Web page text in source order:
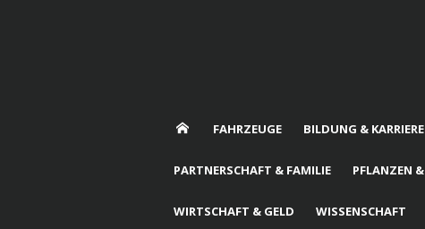
FAHRZEUGE BILDUNG & KARRIERE
PARTNERSCHAFT & FAMILIE PFLANZEN
WIRTSCHAFT & GELD WISSENSCHAFT